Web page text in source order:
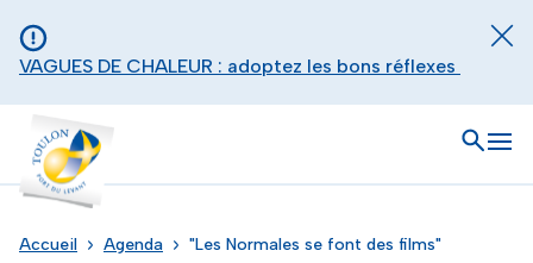
VAGUES DE CHALEUR : adoptez les bons réflexes
Toulon - Port du levant, retour à l'accueil
Ouvrir
Accueil Agenda "Les Normales se font des films"